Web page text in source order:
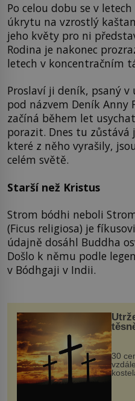
Po celou dobu se v
úkrytu na vzrostlý
jeho květy pro ni
Rodina je nakonec
letech v koncentračním
Proslaví ji deník, psaný
pod názvem Deník Anny
začíná během let
porazit. Dnes tu zůstává
které z něho vyrašily,
celém světě.
Starší než Kristus
Strom bódhi neboli
(Ficus religiosa) je
údajně dosáhl Buddha
Došlo k němu podle
v Bódhgaji v Indii.
30